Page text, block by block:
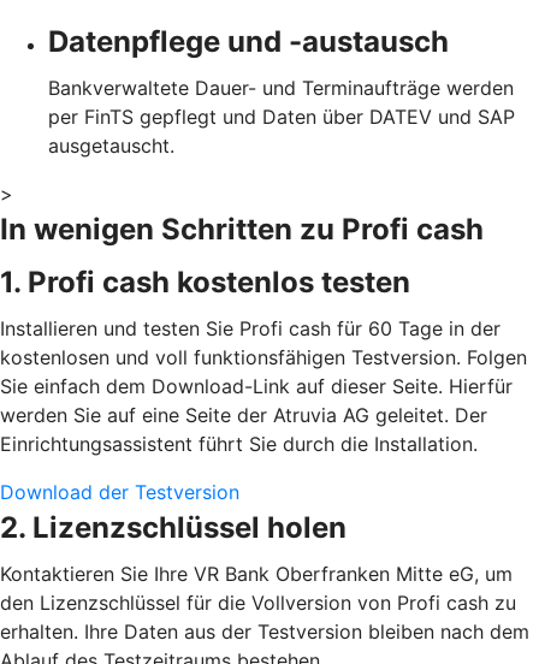
Datenpflege und -austausch
Bankverwaltete Dauer- und Terminaufträge werden
per FinTS gepflegt und Daten über DATEV und SAP
ausgetauscht.
>
In wenigen Schritten zu Profi cash
1. Profi cash kostenlos testen
Installieren und testen Sie Profi cash für 60 Tage in der
kostenlosen und voll funktionsfähigen Testversion. Folgen
Sie einfach dem Download-Link auf dieser Seite. Hierfür
werden Sie auf eine Seite der Atruvia AG geleitet. Der
Einrichtungsassistent führt Sie durch die Installation.
Download der Testversion
2. Lizenzschlüssel holen
Kontaktieren Sie Ihre VR Bank Oberfranken Mitte eG, um
den Lizenzschlüssel für die Vollversion von Profi cash zu
erhalten. Ihre Daten aus der Testversion bleiben nach dem